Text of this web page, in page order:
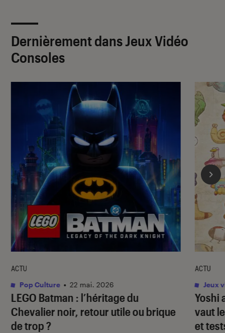
Dernièrement dans Jeux Vidéo
Consoles
LEGO Batman : l’héritage du
Chevalier noir, retour utile ou brique
de trop ?
ACTU
Pop Culture • 22 mai. 2026
Yoshi
vaut
et
ACTU
Jeux